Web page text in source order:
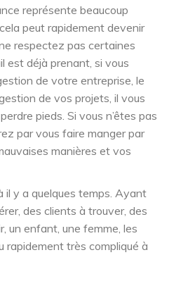
représente beaucoup
peut rapidement devenir
respectez pas certaines
est déjà prenant, si vous
de votre entreprise, le
de vos projets, il vous
pieds. Si vous n’êtes pas
par vous faire manger par
manières et vos
il y a quelques temps. Ayant
des clients à trouver, des
un enfant, une femme, les
rapidement très compliqué à